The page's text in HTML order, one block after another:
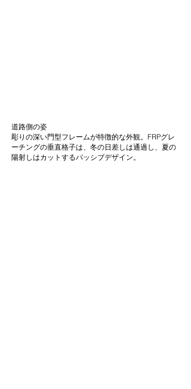
道路側の姿
彫りの深い門型フレームが特徴的な外観。FRPグレ
ーチングの垂直格子は、冬の日差しは通過し、夏の
陽射しはカットするパッシブデザイン。